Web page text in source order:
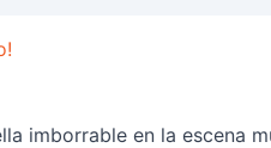
imborrable en la escena